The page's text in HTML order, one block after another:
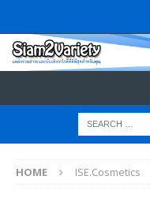
HOME ISE.Cosmetics